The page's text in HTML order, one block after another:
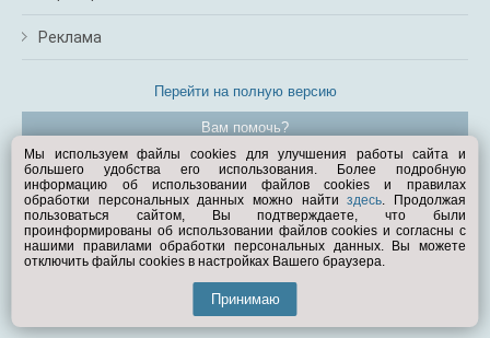
Реклама
Перейти на полную версию
Вам помочь?
© Exist.ru 1998—2026
Мы используем файлы cookies для улучшения работы сайта и
большего удобства его использования. Более подробную
информацию об использовании файлов cookies и правилах
обработки персональных данных можно найтиздесь. Продолжая
пользоваться сайтом, Вы подтверждаете, что были
проинформированы об использовании файлов cookies и согласны с
нашими правилами обработки персональных данных. Вы можете
отключить файлы cookies в настройках Вашего браузера.
Принимаю